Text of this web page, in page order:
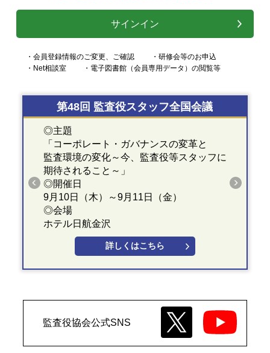
サインイン
・会員登録情報のご変更、ご確認
・研修会等のお申込
・Net相談室
・電子図書館（会員専用データ）の閲覧等
第48回 監査役スタッフ全国会議
◎主題
「コーポレート・ガバナンスの変革と
監査環境の変化～今、監査役等スタッフに
期待されること～」
◎開催日
9月10日（木）～9月11日（金）
◎会場
ホテル日航金沢
詳しくはこちら
監査役協会公式SNS